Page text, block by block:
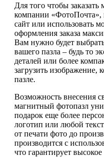
Для того чтобы
компании «ФотоПочта»,
сайт или использовать
оформления заказа
Вам нужно будет
вашего пазла – будь то
деталей или более
загрузить изображение,
пазле.
Возможность внесения
магнитный фотопазл
подарок еще более
логотип или любой
от печати фото до
производится с
что гарантирует